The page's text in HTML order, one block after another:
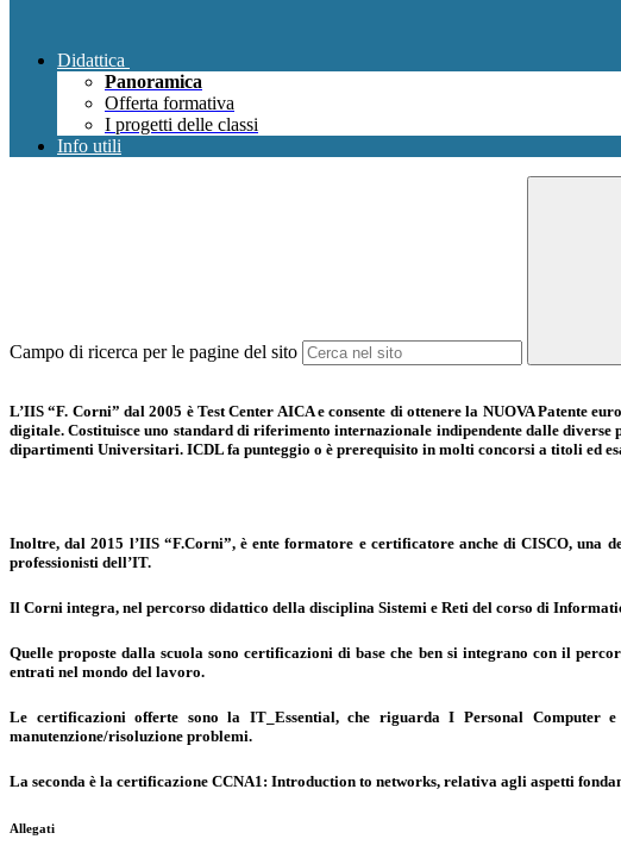
Didattica
Panoramica
Offerta formativa
I progetti delle classi
Info utili
Campo di ricerca per le pagine del sito
L’IIS “F. Corni” dal 2005 è Test Center AICA e consente di ottenere la NUOVA Patente
digitale. Costituisce uno standard di riferimento internazionale indipendente dalle
dipartimenti Universitari. ICDL fa punteggio o è prerequisito in molti concorsi a titoli ed
Inoltre, dal 2015 l’IIS “F.Corni”, è ente formatore e certificatore anche di CISCO,
professionisti dell’IT.
Il Corni integra, nel percorso didattico della disciplina Sistemi e Reti del corso di
Quelle proposte dalla scuola sono certificazioni di base che ben si integrano con il
entrati nel mondo del lavoro.
Le certificazioni offerte sono la IT_Essential, che riguarda I Personal Computer
manutenzione/risoluzione problemi.
La seconda è la certificazione CCNA1: Introduction to networks, relativa agli aspetti
Allegati